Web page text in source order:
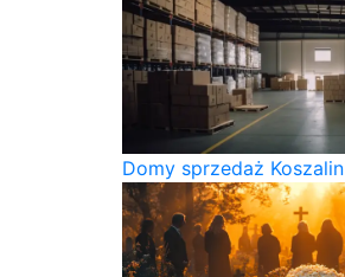
Domy sprzedaż Koszalin